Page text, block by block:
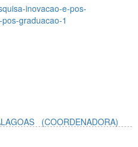
inovacao-e-pos-
graduacao-1
(COORDENADORA)